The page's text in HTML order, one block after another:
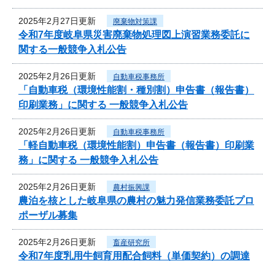
2025年2月27日更新 廃棄物対策課
令和7年度岐阜県災害廃棄物処理図上演習業務委託に
関する一般競争入札公告
2025年2月26日更新 自動車税事務所
「自動車税（環境性能割・種別割）申告書（報告書）
印刷業務」に関する 一般競争入札公告
2025年2月26日更新 自動車税事務所
「軽自動車税（環境性能割）申告書（報告書）印刷業
務」に関する 一般競争入札公告
2025年2月26日更新 農村振興課
農泊を核とした岐阜県の農村の魅力発信業務委託プロ
ポーザル募集
2025年2月26日更新 畜産研究所
令和7年度乳用牛飼育用配合飼料（単価契約）の調達